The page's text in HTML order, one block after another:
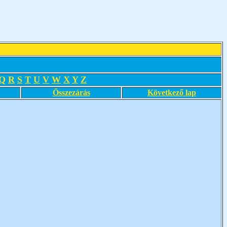
R S T U V W X Y Z
Összezárás Következő lap